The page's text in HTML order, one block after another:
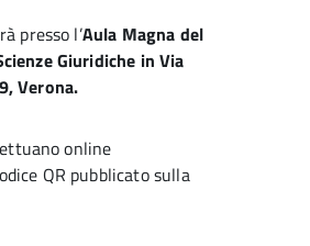
presso l’Aula Magna del
Giuridiche in Via
Verona.
online
QR pubblicato sulla